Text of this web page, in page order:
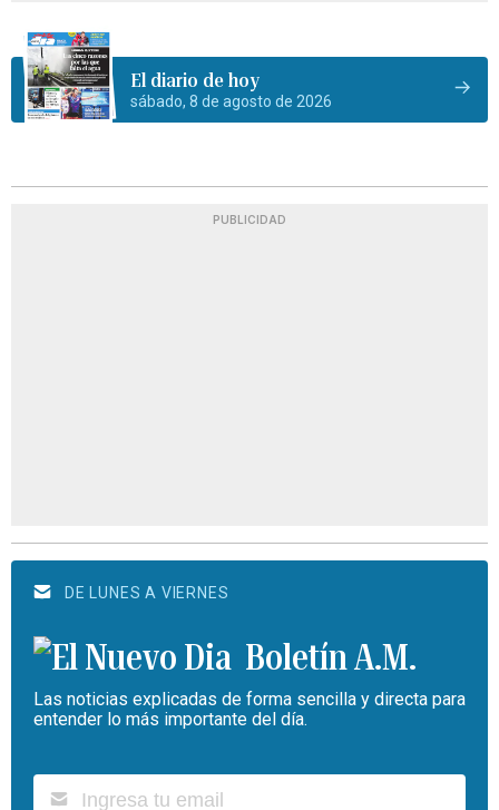
El diario de hoy
sábado, 8 de agosto de 2026
PUBLICIDAD
DE LUNES A VIERNES
Boletín A.M.
Las noticias explicadas de forma sencilla y directa para
entender lo más importante del día.